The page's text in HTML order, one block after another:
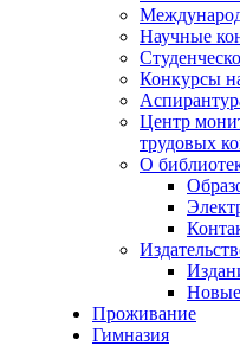
Научные
Конкурсы
Центр
трудовых
О
Проживание
Гимназия